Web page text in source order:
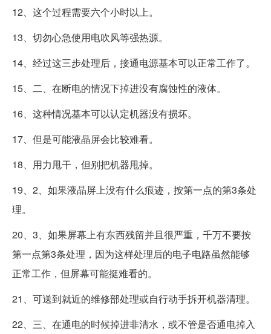
12、这个过程需要六个小时以上。
13、切勿心急使用电吹风等强热源。
14、经过这三步处理后，接通电源基本可以正常工作了。
15、二、在断电的情况下掉进没有腐蚀性的液体。
16、这种情况基本可以认定机器没有损坏。
17、但是可能液晶屏会比较难看。
18、用力甩干，但别把机器甩掉。
19、2、如果液晶屏上没有什么痕迹，按第一点的第3条处
理。
20、3、如果屏幕上有东西残留并且很严重，千万不要按
第一点第3条处理，因为这样处理后的电子电路虽然能够
正常工作，但屏幕可能挺难看的。
21、可送到就近的维修部处理或自行动手拆开机器清理。
22、三、在通电的时候掉进非清水，或不管是否通电掉入